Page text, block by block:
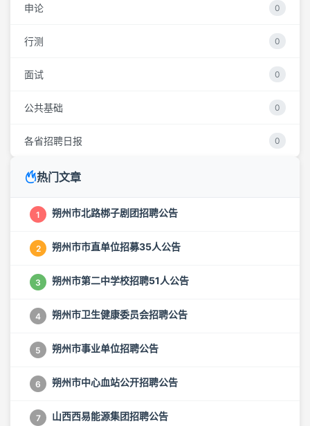
申论 0
行测 0
面试 0
公共基础 0
各省招聘日报 0
热门文章
1 朔州市北路梆子剧团招聘公告
2 朔州市市直单位招募35人公告
3 朔州市第二中学校招聘51人公告
4 朔州市卫生健康委员会招聘公告
5 朔州市事业单位招聘公告
6 朔州市中心血站公开招聘公告
7 山西西易能源集团招聘公告